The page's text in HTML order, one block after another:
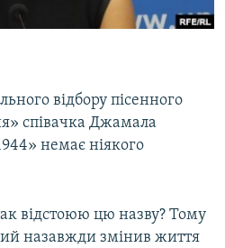
відбору пісенного
співачка Джамала
немає ніякого
відстоюю цю назву? Тому
назавжди змінив життя